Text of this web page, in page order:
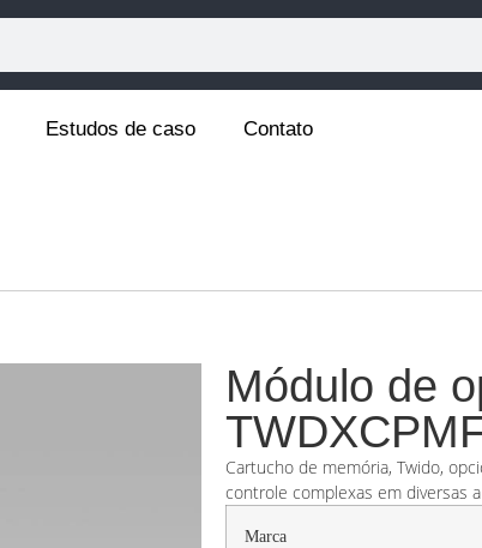
Estudos de caso Contato
Módulo de
Cartucho de memória, Twido,
controle complexas em diversas
Marca